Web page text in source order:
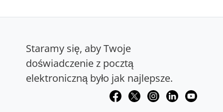
Staramy się, aby Twoje
doświadczenie z pocztą
elektroniczną było jak najlepsze.